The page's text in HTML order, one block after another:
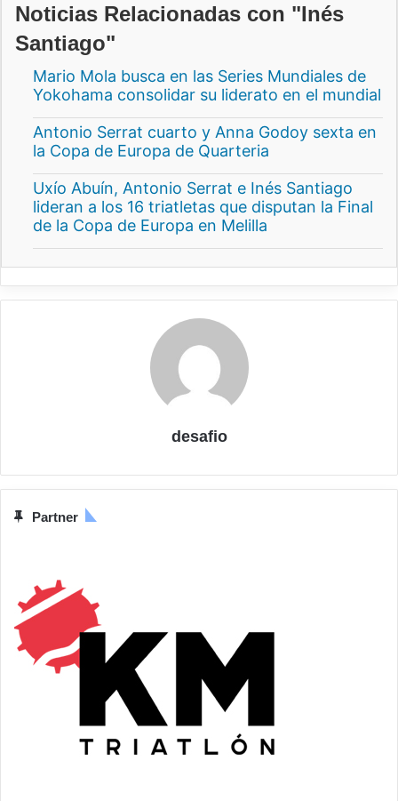
Noticias Relacionadas con "Inés
Santiago"
Mario Mola busca en las Series Mundiales de
Yokohama consolidar su liderato en el mundial
Antonio Serrat cuarto y Anna Godoy sexta en
la Copa de Europa de Quarteria
Uxío Abuín, Antonio Serrat e Inés Santiago
lideran a los 16 triatletas que disputan la Final
de la Copa de Europa en Melilla
desafio
Partner